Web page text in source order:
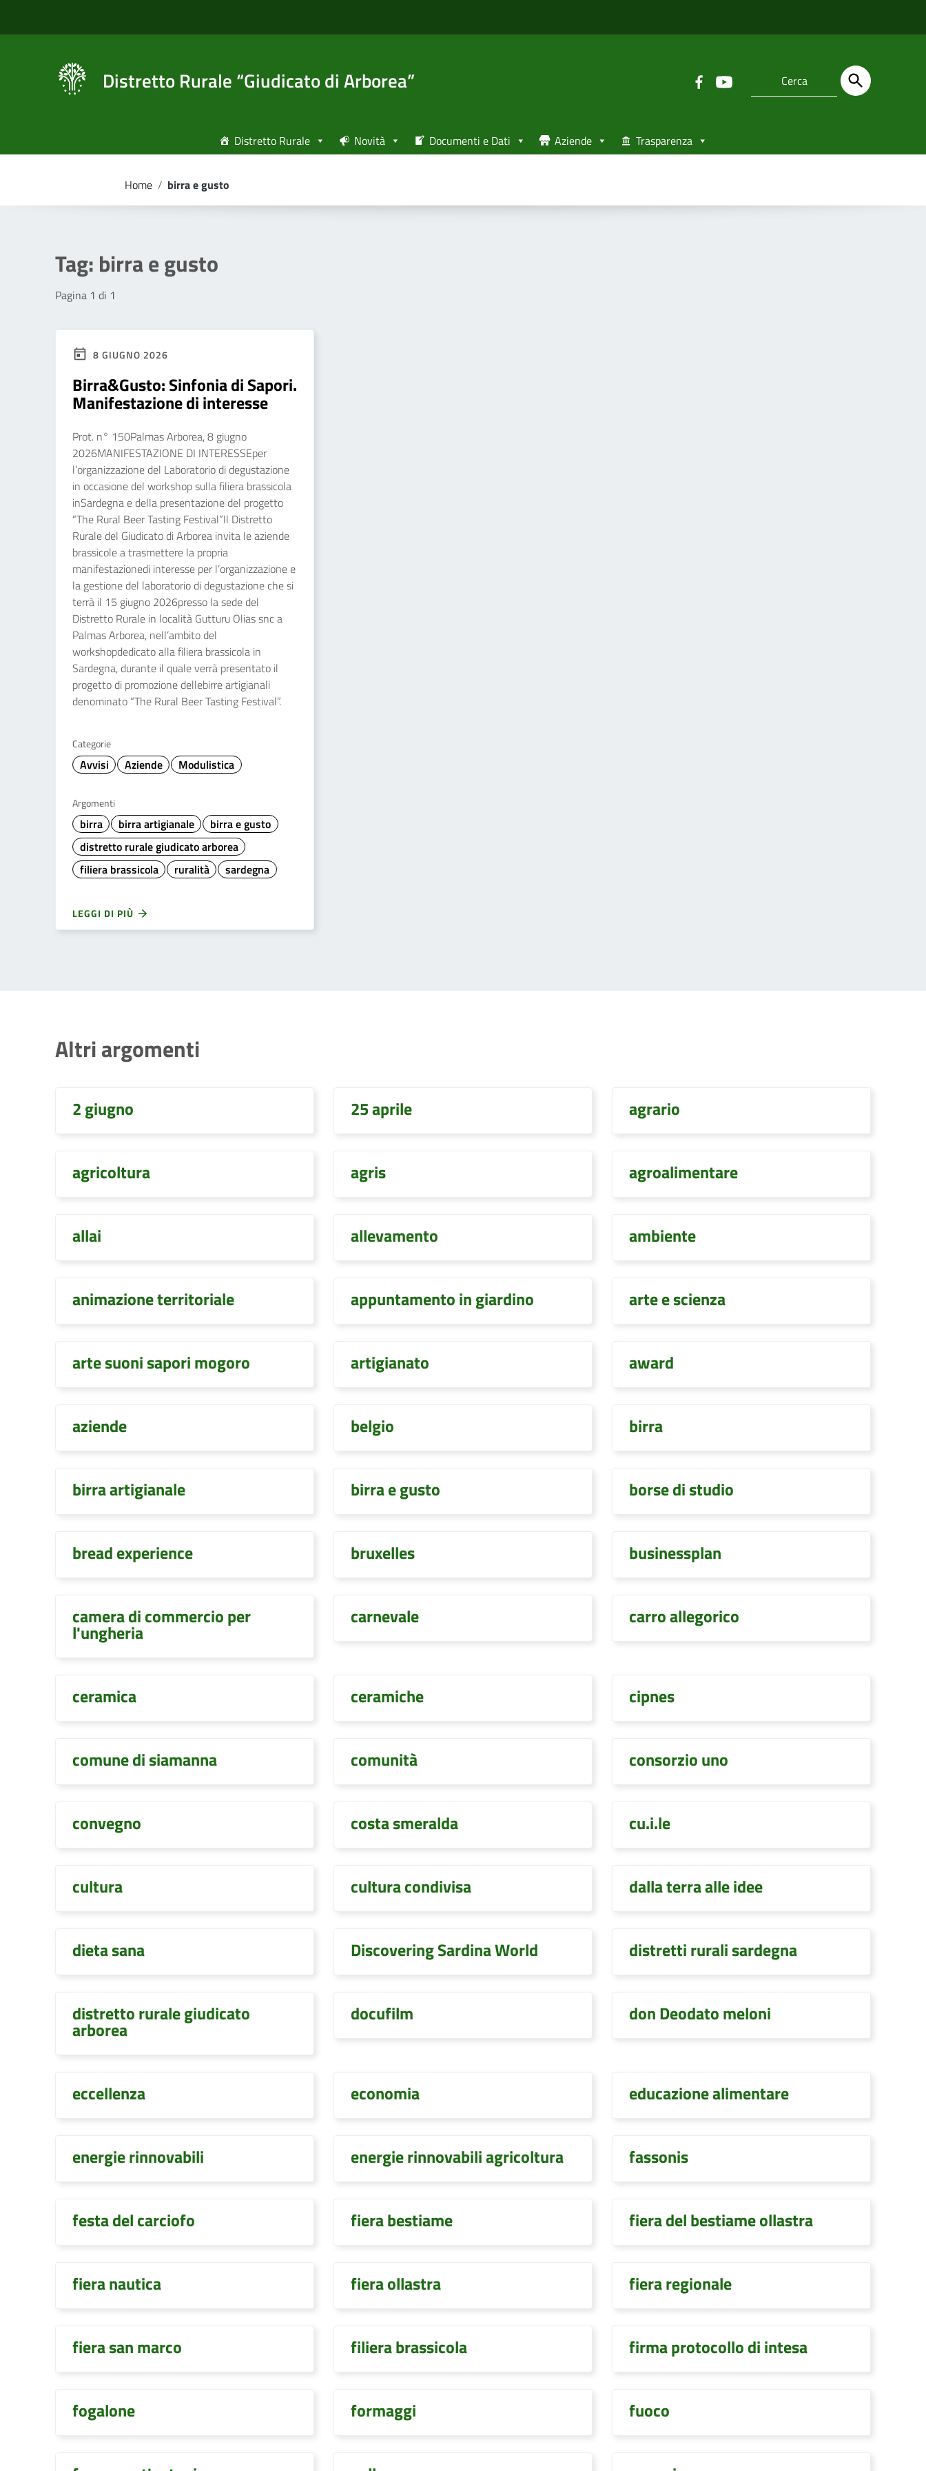
Distretto Rurale “Giudicato di Arborea”
Distretto Rurale Novità Documenti e Dati Aziende Trasparenza
Home / birra e gusto
Tag: birra e gusto
Pagina 1 di 1
8 GIUGNO 2026
Birra&Gusto: Sinfonia di Sapori.
Manifestazione di interesse
Prot. n° 150Palmas Arborea, 8 giugno
2026MANIFESTAZIONE DI INTERESSEper
l’organizzazione del Laboratorio di degustazione
in occasione del workshop sulla filiera brassicola
inSardegna e della presentazione del progetto
“The Rural Beer Tasting Festival”Il Distretto
Rurale del Giudicato di Arborea invita le aziende
brassicole a trasmettere la propria
manifestazionedi interesse per l’organizzazione e
la gestione del laboratorio di degustazione che si
terrà il 15 giugno 2026presso la sede del
Distretto Rurale in località Gutturu Olias snc a
Palmas Arborea, nell’ambito del
workshopdedicato alla filiera brassicola in
Sardegna, durante il quale verrà presentato il
progetto di promozione dellebirre artigianali
denominato “The Rural Beer Tasting Festival”.
Categorie
Avvisi Aziende Modulistica
Argomenti
birra birra artigianale
birra e gusto
distretto rurale giudicato arborea
filiera brassicola
ruralità sardegna
LEGGI DI PIÙ
Altri argomenti
2 giugno 25 aprile agrario
agricoltura agris agroalimentare
allai allevamento ambiente
animazione territoriale appuntamento in giardino arte e scienza
arte suoni sapori mogoro artigianato award
aziende belgio birra
birra artigianale birra e gusto borse di studio
bread experience bruxelles businessplan
camera di commercio per
l'ungheria
carnevale carro allegorico
ceramica ceramiche cipnes
comune di siamanna comunità consorzio uno
convegno costa smeralda cu.i.le
cultura cultura condivisa dalla terra alle idee
dieta sana Discovering Sardina World distretti rurali sardegna
distretto rurale giudicato
arborea
docufilm don Deodato meloni
eccellenza economia educazione alimentare
energie rinnovabili energie rinnovabili agricoltura fassonis
festa del carciofo fiera bestiame fiera del bestiame ollastra
fiera nautica fiera ollastra fiera regionale
fiera san marco filiera brassicola firma protocollo di intesa
fogalone formaggi fuoco